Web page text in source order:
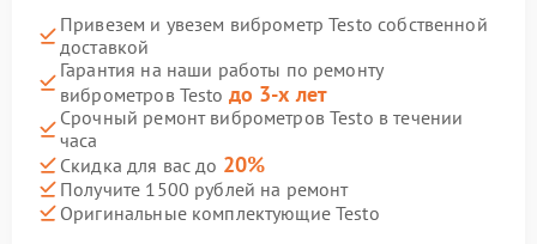
Привезем и увезем виброметр Testo собственной
доставкой
Гарантия на наши работы по ремонту
виброметров Testo до 3-х лет
Срочный ремонт виброметров Testo в течении
часа
Скидка для вас до 20%
Получите 1500 рублей на ремонт
Оригинальные комплектующие Testo